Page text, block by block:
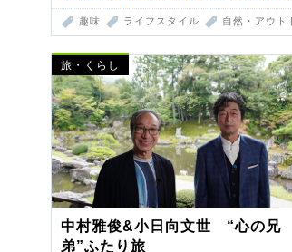
趣味 ライフスタイル 自然・アウト
旅・くらし
中村雅俊&小日向文世 “心の兄
弟”ふたり旅